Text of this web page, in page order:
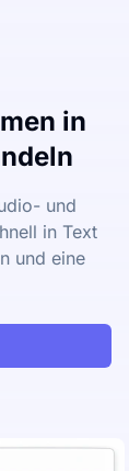
in
und
in Text
und eine